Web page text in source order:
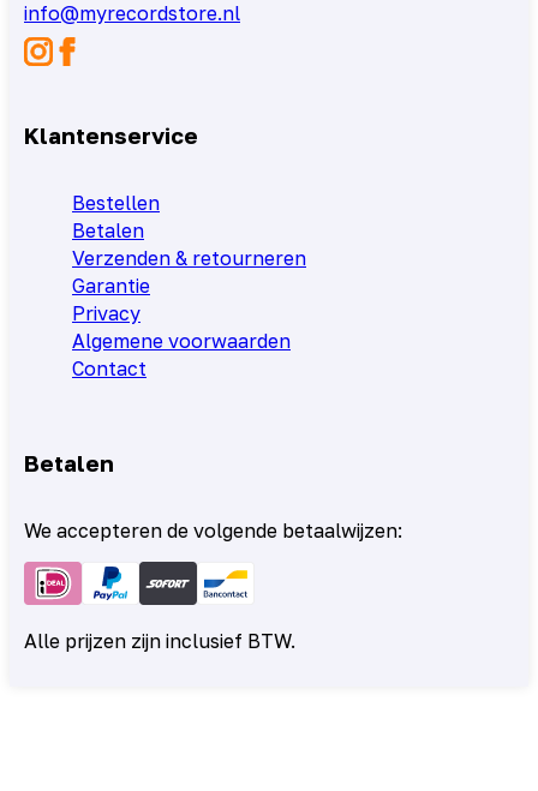
info@myrecordstore.nl
Klantenservice
Bestellen
Betalen
Verzenden & retourneren
Garantie
Privacy
Algemene voorwaarden
Contact
Betalen
We accepteren de volgende betaalwijzen:
Alle prijzen zijn inclusief BTW.